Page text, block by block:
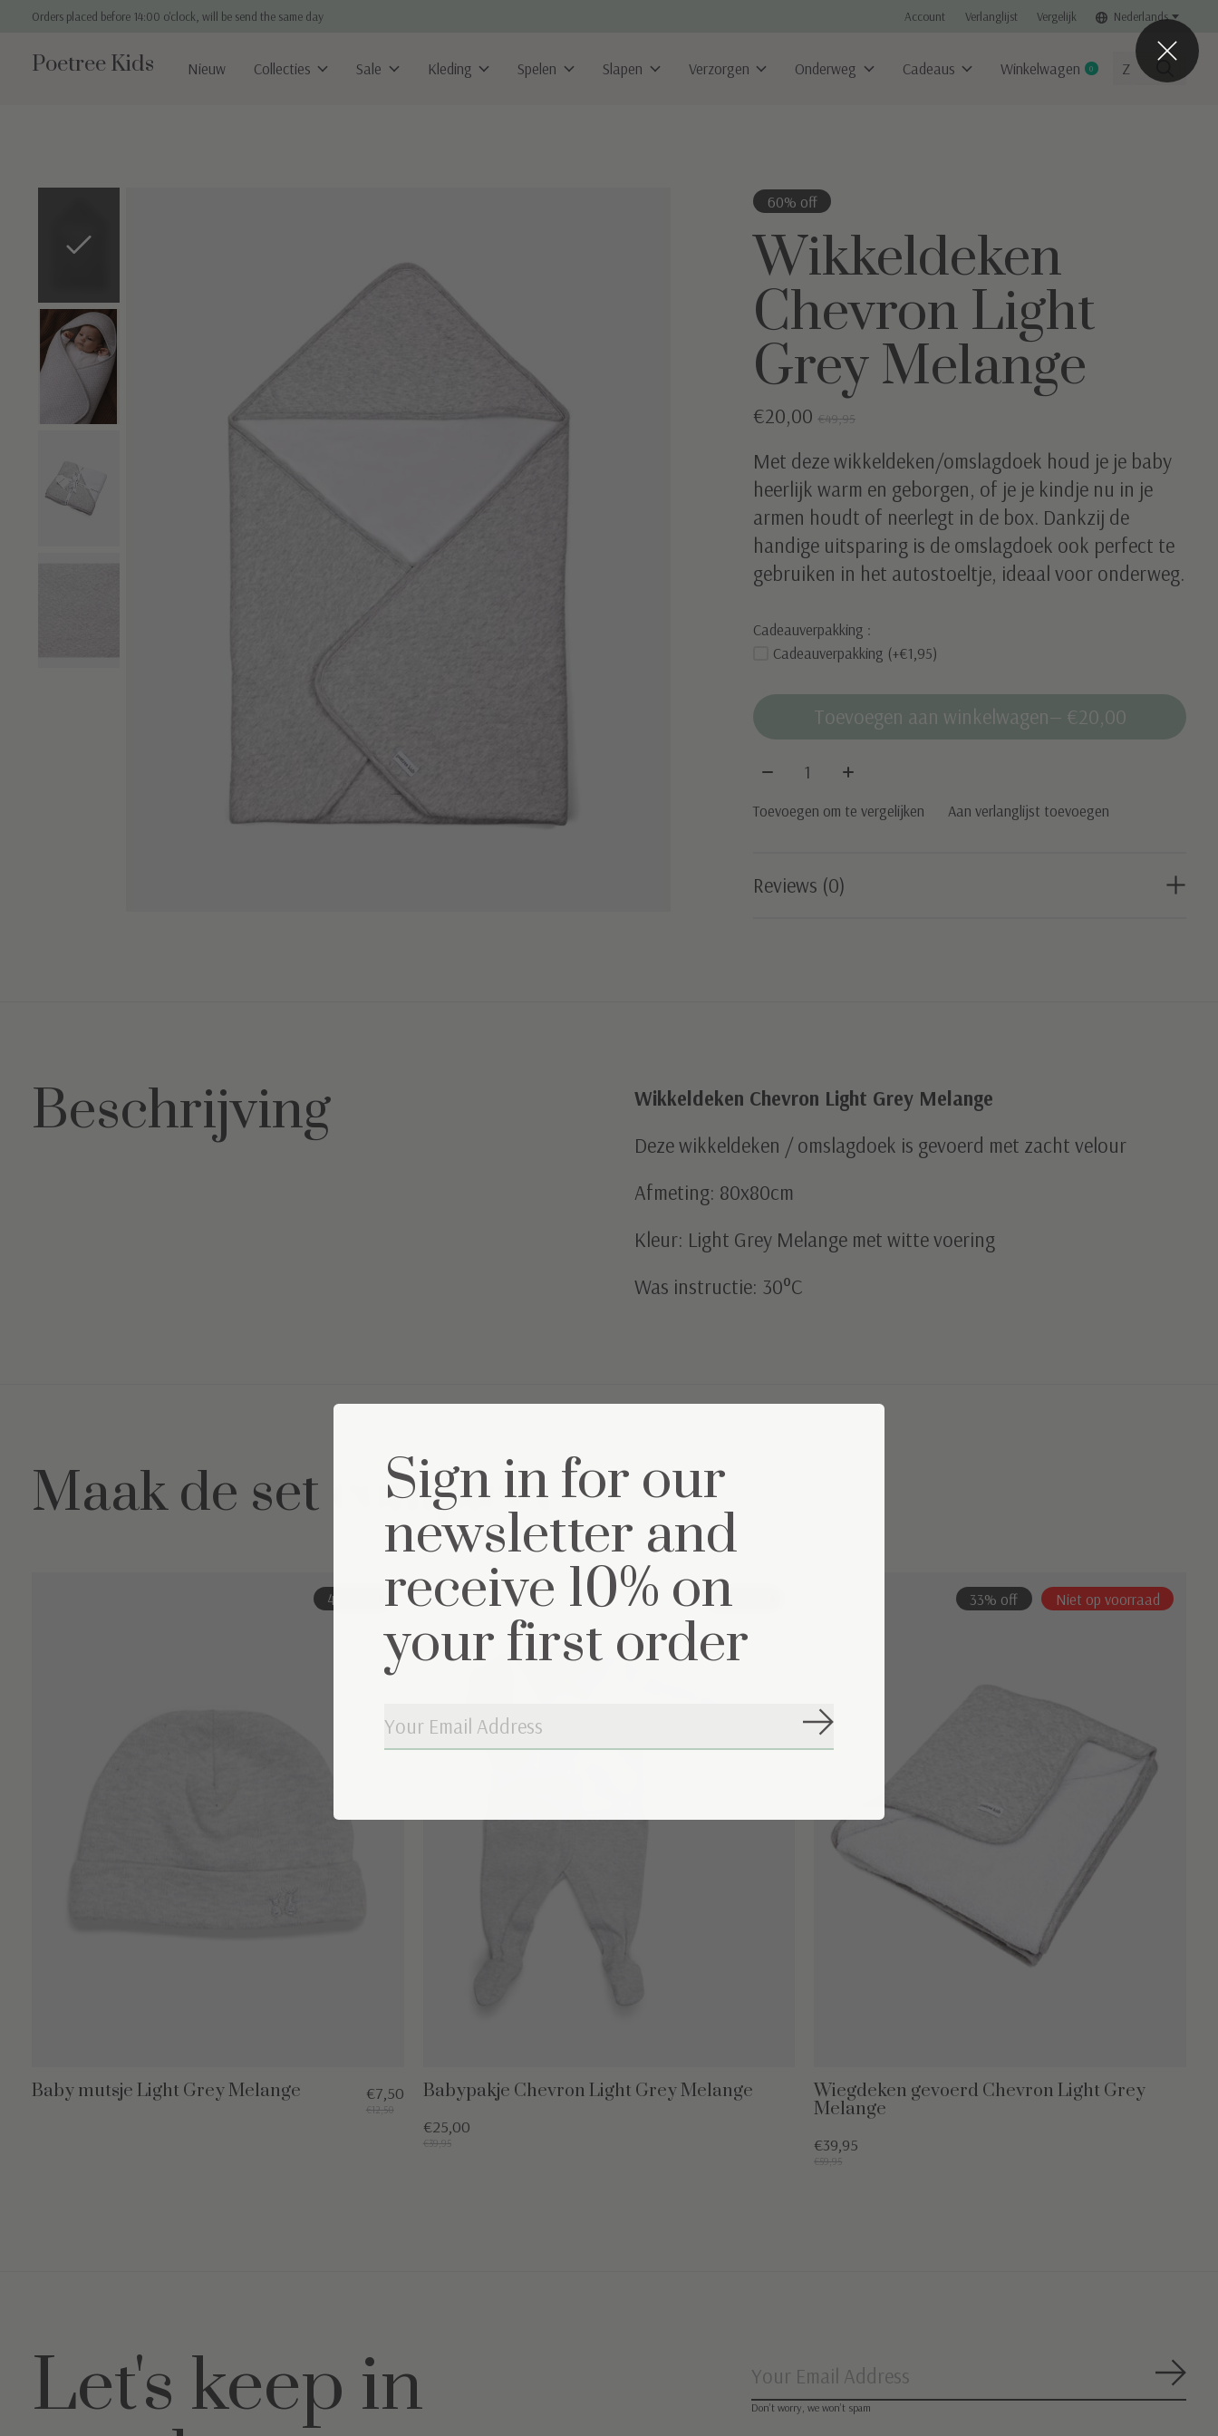
Orders placed before 14:00 o'clock, will be send the same day Account Verlanglijst Vergelijk Nederlands
Poetree Kids Nieuw Collecties Sale Kleding Spelen Slapen Verzorgen Onderweg Cadeaus Winkelwagen 0items
60% off
Wikkeldeken
Chevron Light
Grey Melange
€20,00 €49,95
Met deze wikkeldeken/omslagdoek houd je je baby
heerlijk warm en geborgen, of je je kindje nu in je
armen houdt of neerlegt in de box. Dankzij de
handige uitsparing is de omslagdoek ook perfect te
gebruiken in het autostoeltje, ideaal voor onderweg.
Cadeauverpakking :
Cadeauverpakking (+€1,95)
Toevoegen aan winkelwagen
— €20,00
Aantal:
Toevoegen om te vergelijken Aan verlanglijst toevoegen
Reviews (0)
Beschrijving
Wikkeldeken Chevron Light Grey Melange
Deze wikkeldeken / omslagdoek is gevoerd met zacht velour
Afmeting: 80x80cm
Kleur: Light Grey Melange met witte voering
Was instructie: 30°C
Maak de set compleet
40% off
Baby mutsje Light Grey Melange €7,50
€12,50
Babypakje Chevron Light Grey Melange
€25,00
€39,95
33% off Niet op voorraad
Wiegdeken gevoerd Chevron Light Grey
Melange
€39,95
€59,95
Let's keep in
Don’t worry, we won’t spam
Sign in for our
newsletter and
receive 10% on
your first order
Abonneer